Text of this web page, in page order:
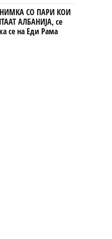
часа
СО ПАРИ КОИ
АЛБАНИЈА, се
се на Еди Рама